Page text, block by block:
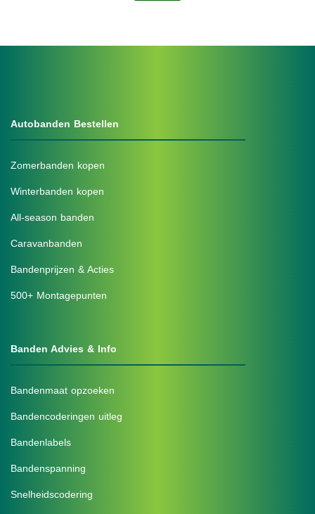
Autobanden Bestellen
Zomerbanden kopen
Winterbanden kopen
All-season banden
Caravanbanden
Bandenprijzen & Acties
500+ Montagepunten
Banden Advies & Info
Bandenmaat opzoeken
Bandencoderingen uitleg
Bandenlabels
Bandenspanning
Snelheidscodering